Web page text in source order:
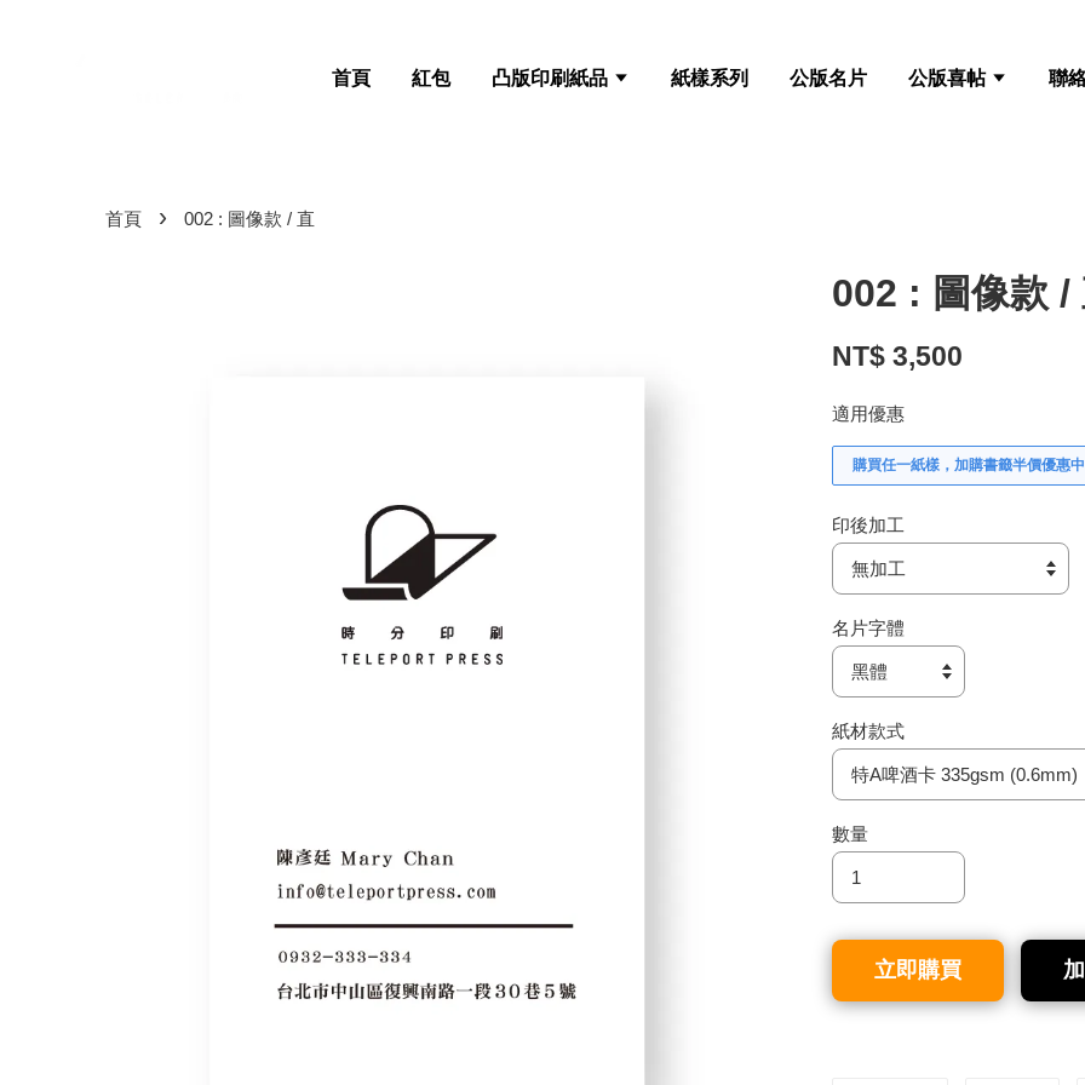
首頁 紅包 凸版印刷紙品 紙樣系列 公版名片 公版喜帖 聯
首頁 › 002 : 圖像款 / 直
002 : 圖像款 /
NT$ 3,500
適用優惠
購買任一紙樣，加購書籤半價優惠
印後加工
名片字體
紙材款式
數量
立即購買